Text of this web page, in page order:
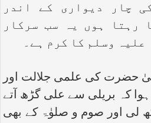
چار دیواری کے اندر
رہتا ہوں یہ سب سرکار
علیہ وسلم کا کرم ہے۔
حضرت کی علمی جلالت اور
ہوا کہ بریلی سے علی گڑھ آتے
لی اور صوم و صلوٰۃ کے بھی